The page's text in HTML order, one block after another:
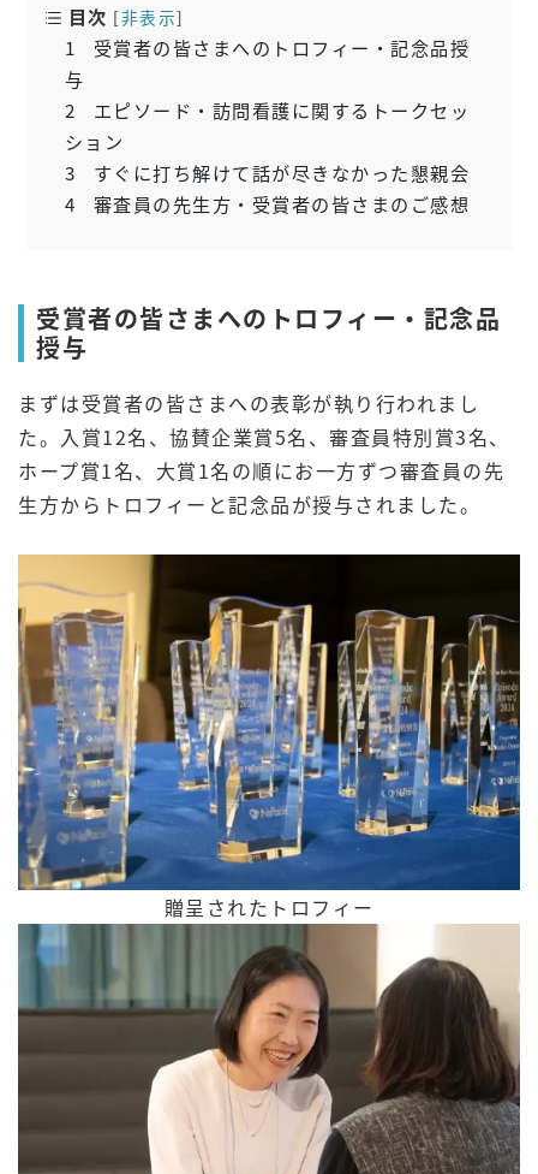
目次 [非表示]
1
受賞者の皆さまへのトロフィー・記念品授
与
2
エピソード・訪問看護に関するトークセッ
ション
3
すぐに打ち解けて話が尽きなかった懇親会
4
審査員の先生方・受賞者の皆さまのご感想
受賞者の皆さまへのトロフィー・記念品
授与
まずは受賞者の皆さまへの表彰が執り行われまし
た。入賞12名、協賛企業賞5名、審査員特別賞3名、
ホープ賞1名、大賞1名の順にお一方ずつ審査員の先
生方からトロフィーと記念品が授与されました。
贈呈されたトロフィー